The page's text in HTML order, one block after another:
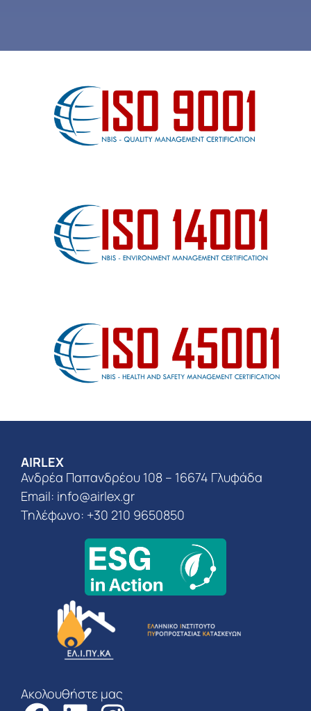
AIRLEX
Ανδρέα Παπανδρέου 108 – 16674 Γλυφάδα
Email: info@airlex.gr
Τηλέφωνο: +30 210 9650850
Ακολουθήστε μας